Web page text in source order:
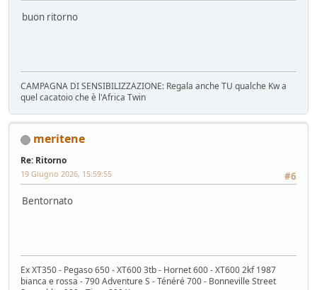
buon ritorno
CAMPAGNA DI SENSIBILIZZAZIONE: Regala anche TU qualche Kw a
quel cacatoio che è l'Africa Twin
meritene
Re: Ritorno
#6
19 Giugno 2026, 15:59:55
Bentornato
Ex XT350 - Pegaso 650 - XT600 3tb - Hornet 600 - XT600 2kf 1987
bianca e rossa - 790 Adventure S - Ténéré 700 - Bonneville Street